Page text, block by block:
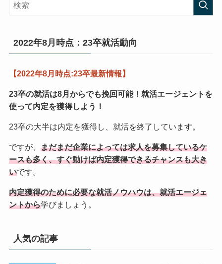
2022年8月時点：23卒就活動向
【2022年8月時点:23卒最新情報】
23卒の就活は8月からでも挽回可能！ 就活エージェントを
使って内定を獲得しよう！
23卒の大半は内定を獲得し、就活を終了しています。
ですが、 まだまだ企業によっては求人を募集しているケ
ースも多く、すぐ動けば内定獲得できるチャンスも大き
いです。
内定獲得のために必要な就活ノウハウは、就活エージェ
ントから学びましょう。
人気の記事